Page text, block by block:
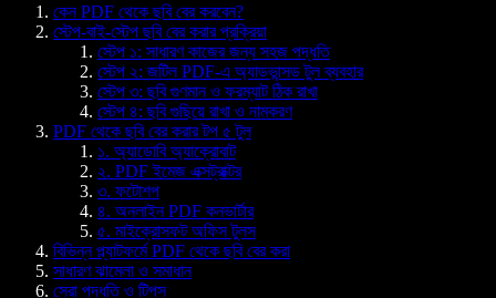
কেন PDF থেকে ছবি বের করবেন?
স্টেপ-বাই-স্টেপ ছবি বের করার প্রক্রিয়া
স্টেপ ১: সাধারণ কাজের জন্য সহজ পদ্ধতি
স্টেপ ২: জটিল PDF-এ অ্যাডভান্সড টুল ব্যবহার
স্টেপ ৩: ছবি গুণমান ও ফরম্যাট ঠিক রাখা
স্টেপ ৪: ছবি গুছিয়ে রাখা ও নামকরণ
PDF থেকে ছবি বের করার টপ ৫ টুল
১. অ্যাডোবি অ্যাক্রোবাট
২. PDF ইমেজ এক্সট্রাক্টর
৩. ফটোশপ
৪. অনলাইন PDF কনভার্টার
৫. মাইক্রোসফট অফিস টুলস
বিভিন্ন প্ল্যাটফর্মে PDF থেকে ছবি বের করা
সাধারণ ঝামেলা ও সমাধান
সেরা পদ্ধতি ও টিপস